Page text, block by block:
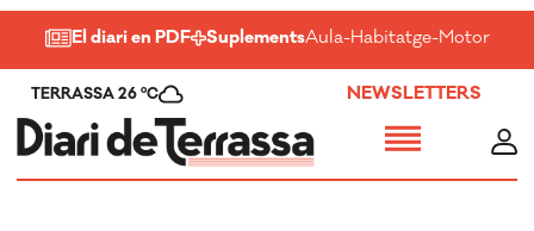
El diari en PDF SuplementsAula-Habitatge-Motor-
TERRASSA 26 ºC NEWSLETTERS